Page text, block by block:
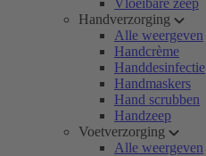
Vloeibare zeep
Handverzorging
Alle weergeven
Handcrème
Handdesinfectie
Handmaskers
Hand scrubben
Handzeep
Voetverzorging
Alle weergeven